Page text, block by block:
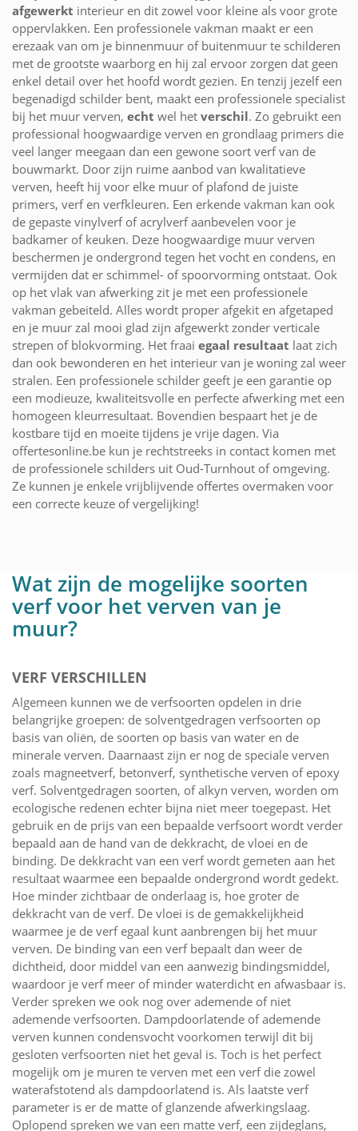
afgewerkt interieur en dit zowel voor kleine als voor grote
oppervlakken. Een professionele vakman maakt er een
erezaak van om je binnenmuur of buitenmuur te schilderen
met de grootste waarborg en hij zal ervoor zorgen dat geen
enkel detail over het hoofd wordt gezien. En tenzij jezelf een
begenadigd schilder bent, maakt een professionele specialist
bij het muur verven, echt wel het verschil. Zo gebruikt een
professional hoogwaardige verven en grondlaag primers die
veel langer meegaan dan een gewone soort verf van de
bouwmarkt. Door zijn ruime aanbod van kwalitatieve
verven, heeft hij voor elke muur of plafond de juiste
primers, verf en verfkleuren. Een erkende vakman kan ook
de gepaste vinylverf of acrylverf aanbevelen voor je
badkamer of keuken. Deze hoogwaardige muur verven
beschermen je ondergrond tegen het vocht en condens, en
vermijden dat er schimmel- of spoorvorming ontstaat. Ook
op het vlak van afwerking zit je met een professionele
vakman gebeiteld. Alles wordt proper afgekit en afgetaped
en je muur zal mooi glad zijn afgewerkt zonder verticale
strepen of blokvorming. Het fraai egaal resultaat laat zich
dan ook bewonderen en het interieur van je woning zal weer
stralen. Een professionele schilder geeft je een garantie op
een modieuze, kwaliteitsvolle en perfecte afwerking met een
homogeen kleurresultaat. Bovendien bespaart het je de
kostbare tijd en moeite tijdens je vrije dagen. Via
offertesonline.be kun je rechtstreeks in contact komen met
de professionele schilders uit Oud-Turnhout of omgeving.
Ze kunnen je enkele vrijblijvende offertes overmaken voor
een correcte keuze of vergelijking!
Wat zijn de mogelijke soorten
verf voor het verven van je
muur?
VERF VERSCHILLEN
Algemeen kunnen we de verfsoorten opdelen in drie
belangrijke groepen: de solventgedragen verfsoorten op
basis van oliën, de soorten op basis van water en de
minerale verven. Daarnaast zijn er nog de speciale verven
zoals magneetverf, betonverf, synthetische verven of epoxy
verf. Solventgedragen soorten, of alkyn verven, worden om
ecologische redenen echter bijna niet meer toegepast. Het
gebruik en de prijs van een bepaalde verfsoort wordt verder
bepaald aan de hand van de dekkracht, de vloei en de
binding. De dekkracht van een verf wordt gemeten aan het
resultaat waarmee een bepaalde ondergrond wordt gedekt.
Hoe minder zichtbaar de onderlaag is, hoe groter de
dekkracht van de verf. De vloei is de gemakkelijkheid
waarmee je de verf egaal kunt aanbrengen bij het muur
verven. De binding van een verf bepaalt dan weer de
dichtheid, door middel van een aanwezig bindingsmiddel,
waardoor je verf meer of minder waterdicht en afwasbaar is.
Verder spreken we ook nog over ademende of niet
ademende verfsoorten. Dampdoorlatende of ademende
verven kunnen condensvocht voorkomen terwijl dit bij
gesloten verfsoorten niet het geval is. Toch is het perfect
mogelijk om je muren te verven met een verf die zowel
waterafstotend als dampdoorlatend is. Als laatste verf
parameter is er de matte of glanzende afwerkingslaag.
Oplopend spreken we van een matte verf, een zijdeglans,